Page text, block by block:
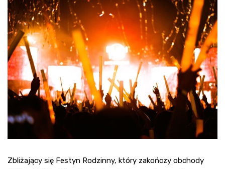
Zbliżający się Festyn Rodzinny, który zakończy obchody